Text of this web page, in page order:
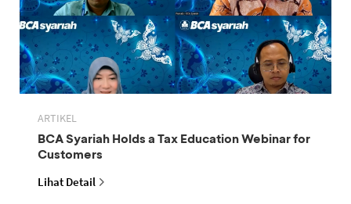
ARTIKEL
BCA Syariah Holds a Tax Education Webinar for
Customers
Lihat Detail